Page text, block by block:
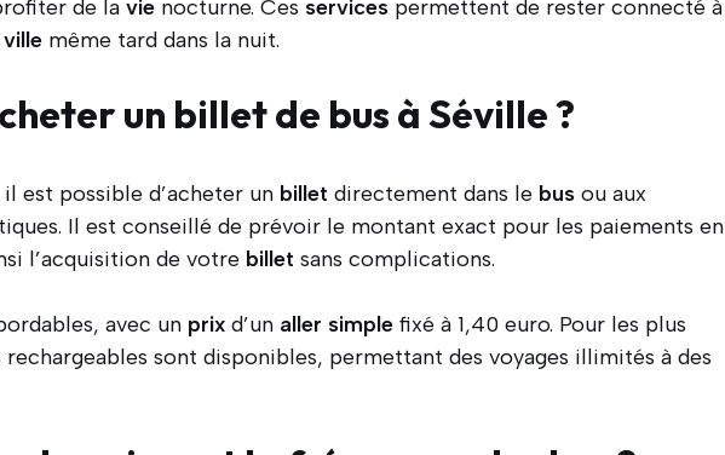
de la vie nocturne. Ces services permettent de rester connecté à
ville même tard dans la nuit.
un billet de bus à Séville ?
il est possible d’acheter un billet directement dans le bus ou aux
Il est conseillé de prévoir le montant exact pour les paiements en
l’acquisition de votre billet sans complications.
avec un prix d’un aller simple fixé à 1,40 euro. Pour les plus
rechargeables sont disponibles, permettant des voyages illimités à des